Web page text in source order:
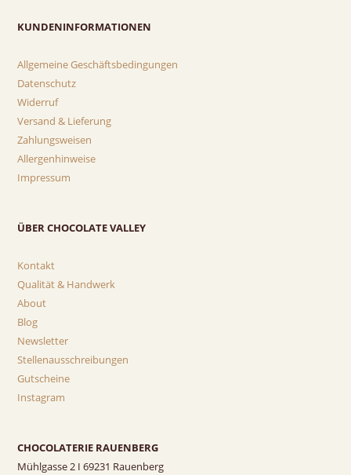
KUNDENINFORMATIONEN
Allgemeine Geschäftsbedingungen
Datenschutz
Widerruf
Versand & Lieferung
Zahlungsweisen
Allergenhinweise
Impressum
ÜBER CHOCOLATE VALLEY
Kontakt
Qualität & Handwerk
About
Blog
Newsletter
Stellenausschreibungen
Gutscheine
Instagram
CHOCOLATERIE RAUENBERG
Mühlgasse 2 I 69231 Rauenberg